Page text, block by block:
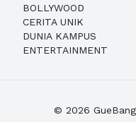
BOLLYWOOD
CERITA UNIK
DUNIA KAMPUS
ENTERTAINMENT
© 2026